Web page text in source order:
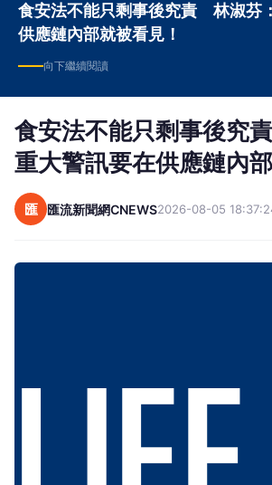
食安法不能只剩事後究責 林淑芬
供應鏈內部就被看見！
向下繼續閱讀
食安法不能只剩事後究
重大警訊要在供應鏈內
匯 匯流新聞網CNEWS2026-08-05